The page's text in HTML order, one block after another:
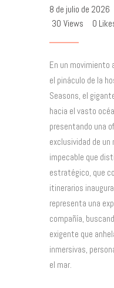
8 de julio de 2026
30 Views 0
En un movimiento
el pináculo de la
Seasons, el
hacia el vasto
presentando una
exclusividad de
impecable que
estratégico, que
itinerarios
representa una
compañía,
exigente que
inmersivas,
el mar.